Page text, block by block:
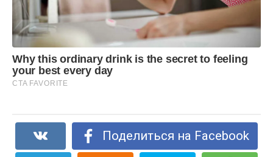
Поделиться на Facebook